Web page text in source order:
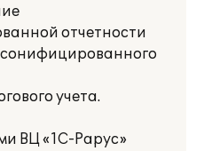
отчетности
учета.
ВЦ «1С-Рарус»